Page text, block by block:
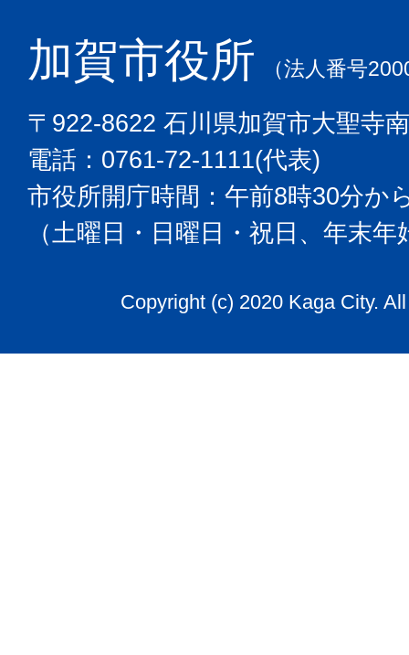
加賀市役所 （法人番号
〒922-8622 石川県加賀市大聖寺
電話：0761-72-1111(代表)
市役所開庁時間：午前8時30分か
（土曜日・日曜日・祝日、年末
Copyright (c) 2020 Kaga City.